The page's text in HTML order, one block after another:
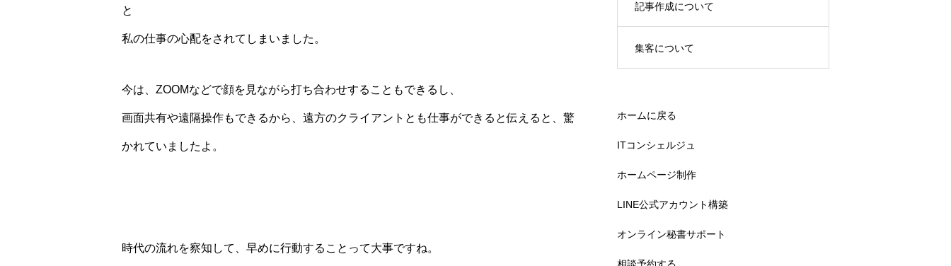
と
私の仕事の心配をされてしまいました。
今は、ZOOMなどで顔を見ながら打ち合わせすることもできるし、
画面共有や遠隔操作もできるから、遠方のクライアントとも仕事ができると伝えると、驚
かれていましたよ。
時代の流れを察知して、早めに行動することって大事ですね。
記事作成について
集客について
ホームに戻る
ITコンシェルジュ
ホームページ制作
LINE公式アカウント構築
オンライン秘書サポート